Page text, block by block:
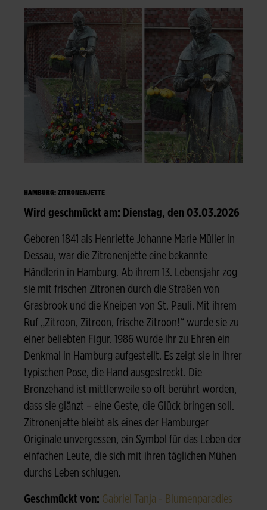
HAMBURG: ZITRONENJETTE
Wird geschmückt am: Dienstag, den 03.03.2026
Geboren 1841 als Henriette Johanne Marie Müller in
Dessau, war die Zitronenjette eine bekannte
Händlerin in Hamburg. Ab ihrem 13. Lebensjahr zog
sie mit frischen Zitronen durch die Straßen von
Grasbrook und die Kneipen von St. Pauli. Mit ihrem
Ruf „Zitroon, Zitroon, frische Zitroon!“ wurde sie zu
einer beliebten Figur. 1986 wurde ihr zu Ehren ein
Denkmal in Hamburg aufgestellt. Es zeigt sie in ihrer
typischen Pose, die Hand ausgestreckt. Die
Bronzehand ist mittlerweile so oft berührt worden,
dass sie glänzt – eine Geste, die Glück bringen soll.
Zitronenjette bleibt als eines der Hamburger
Originale unvergessen, ein Symbol für das Leben der
einfachen Leute, die sich mit ihren täglichen Mühen
durchs Leben schlugen.
Geschmückt von: Gabriel Tanja - Blumenparadies